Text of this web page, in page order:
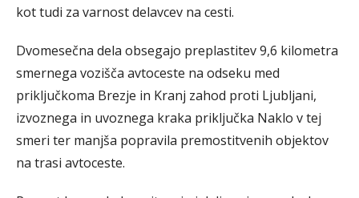
kot tudi za varnost delavcev na cesti.
Dvomesečna dela obsegajo preplastitev 9,6 kilometra
smernega vozišča avtoceste na odseku med
priključkoma Brezje in Kranj zahod proti Ljubljani,
izvoznega in uvoznega kraka priključka Naklo v tej
smeri ter manjša popravila premostitvenih objektov
na trasi avtoceste.